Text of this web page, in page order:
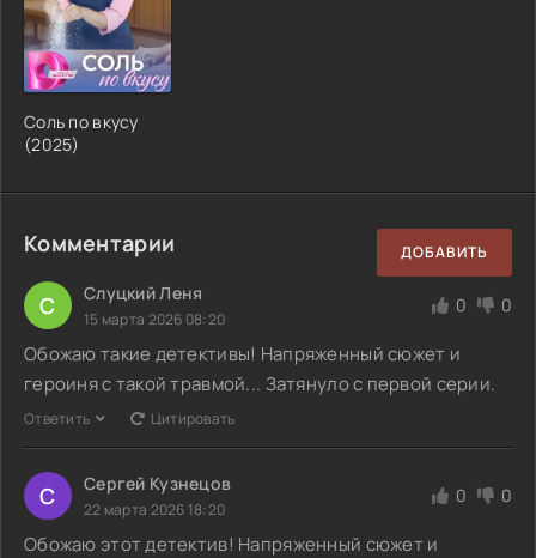
Соль по вкусу
(2025)
Комментарии ДОБАВИТЬ
С Слуцкий Леня
15 марта 2026 08:20
0 0
Обожаю такие детективы! Напряженный сюжет и
героиня с такой травмой... Затянуло с первой серии.
Ответить Цитировать
С Сергей Кузнецов
22 марта 2026 18:20
0 0
Обожаю этот детектив! Напряженный сюжет и